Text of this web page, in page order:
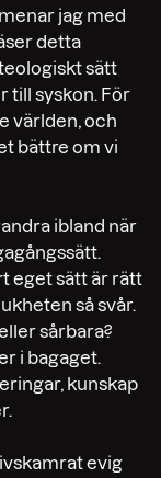
jag med
detta
sätt
till syskon. För
världen, och
bättre om vi
ibland när
eget sätt är rätt
så svår.
sårbara?
i bagaget.
kunskap
evig